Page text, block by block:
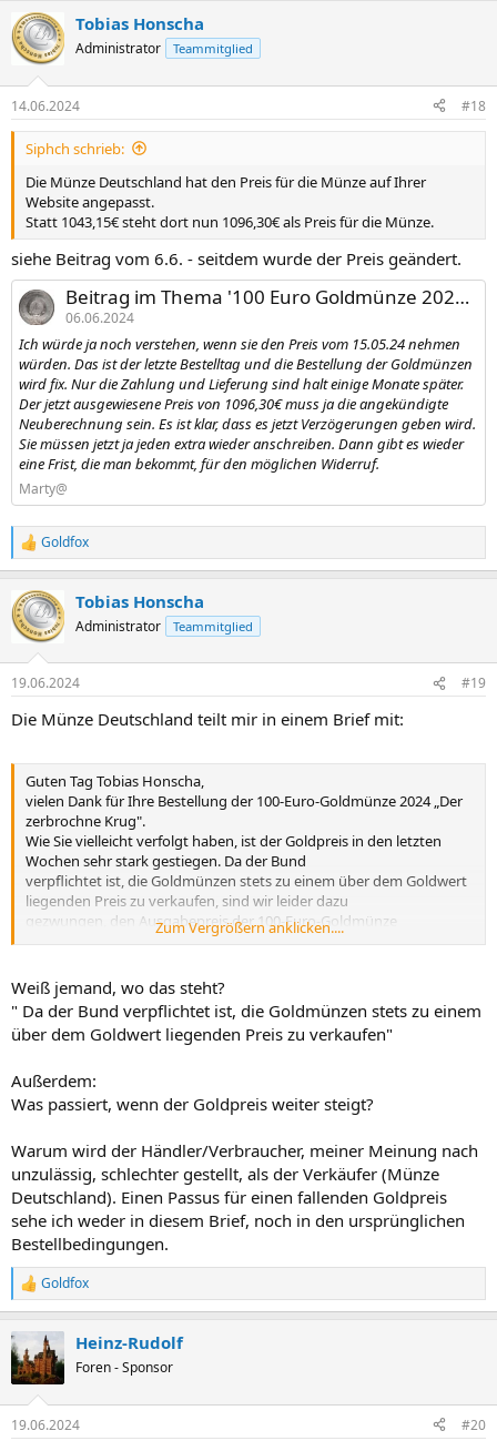
k
t
i
e
n
Tobias Honscha
Administrator Teammitglied
14.06.2024 #18
Siphch schrieb:
Die Münze Deutschland hat den Preis für die Münze auf Ihrer
Website angepasst.
Statt 1043,15€ steht dort nun 1096,30€ als Preis für die Münze.
siehe Beitrag vom 6.6. - seitdem wurde der Preis geändert.
Beitrag im Thema '100 Euro Goldmünze 2024 - Kleist'
06.06.2024
Ich würde ja noch verstehen, wenn sie den Preis vom 15.05.24 nehmen
würden. Das ist der letzte Bestelltag und die Bestellung der Goldmünzen
wird fix. Nur die Zahlung und Lieferung sind halt einige Monate später.
Der jetzt ausgewiesene Preis von 1096,30€ muss ja die angekündigte
Neuberechnung sein. Es ist klar, dass es jetzt Verzögerungen geben wird.
Sie müssen jetzt ja jeden extra wieder anschreiben. Dann gibt es wieder
eine Frist, die man bekommt, für den möglichen Widerruf.
Marty@
R
e
k
t
i
e
:
Goldfox
Tobias Honscha
Administrator Teammitglied
19.06.2024 #19
Die Münze Deutschland teilt mir in einem Brief mit:
Guten Tag Tobias Honscha,
vielen Dank für Ihre Bestellung der 100-Euro-Goldmünze 2024 „Der
zerbrochne Krug".
Wie Sie vielleicht verfolgt haben, ist der Goldpreis in den letzten
Wochen sehr stark gestiegen. Da der Bund
verpflichtet ist, die Goldmünzen stets zu einem über dem Goldwert
liegenden Preis zu verkaufen, sind wir leider dazu
gezwungen, den Ausgabepreis der 100-Euro-Goldmünze
anzupassen.
zerbrochne Krug" nun auf 1.096,30 Euro festgeiegt.
Entsprechend der Vereinbarung können Sie jetzt neu entscheiden,
ob Sie die Münzen zu diesem Wert erwerben
möchten.
eine entsprechende Münze geordert haben,
haben Sie nun die Möglichkeit, eine neue Bestellung zu tätigen.
Nutzen Sie dazu bitte die beiliegende Bestellkarte.
Neben der postalischen Einsendung und der Sendung per Fax
können Sie die ausgefüllte Bestellkarte alternativ auch
gerne als Scan oder Foto per E-Mail aninfo@muenze-deutschland.d
e senden. Unabhängig vom gewählten Bestellweg
beachten Sie bitte den Einsendeschluss bis zum 12.07.2024.
Falls Sie von Ihrer bereits getätigten Bestellung keinen Gebrauch
machen wollen, müssen Sie nichts veranlassen - die
ursprüngliche Bestellung wurde storniert.
Wir bedauern die Unannehmlichkeiten, die Ihnen hierdurch
Mit freundlichen Grüßen
Münze Deutschland
Zum Vergrößern anklicken....
Weiß jemand, wo das steht?
" Da der Bund verpflichtet ist, die Goldmünzen stets zu einem
über dem Goldwert liegenden Preis zu verkaufen"
Außerdem:
Was passiert, wenn der Goldpreis weiter steigt?
Warum wird der Händler/Verbraucher, meiner Meinung nach
unzulässig, schlechter gestellt, als der Verkäufer (Münze
Deutschland). Einen Passus für einen fallenden Goldpreis
sehe ich weder in diesem Brief, noch in den ursprünglichen
Bestellbedingungen.
R
e
k
t
i
e
Goldfox
Heinz-Rudolf
Foren - Sponsor
19.06.2024 #20